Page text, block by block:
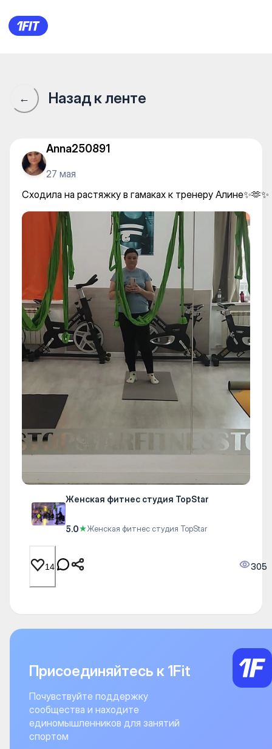
Женская фитнес студия
← Назад к ленте
Anna250891
27 мая
Сходила на растяжку в гамаках к тренеру Алине✨🫶✨
Женская фитнес студия TopStar
5.0★Женская фитнес студия TopStar
14 305
Присоединяйтесь к 1Fit
Почувствуйте поддержку
сообщества и находите
единомышленников для занятий
спортом